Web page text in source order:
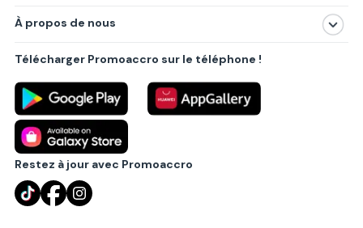
Produits
Villes principales
À propos de nous
Politique de confidentialité
Règlements
Partenariat B2B
Blog
Contact
Télécharger Promoaccro sur le téléphone !
Restez à jour avec Promoaccro